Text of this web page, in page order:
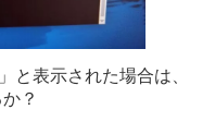
と表示された場合は、
？